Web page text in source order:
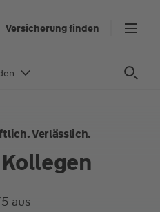
Versicherung finden
Verlässlich.
aus